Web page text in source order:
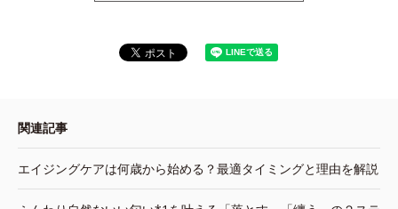
関連記事
エイジングケアは何歳から始める？最適タイミングと理由を解説